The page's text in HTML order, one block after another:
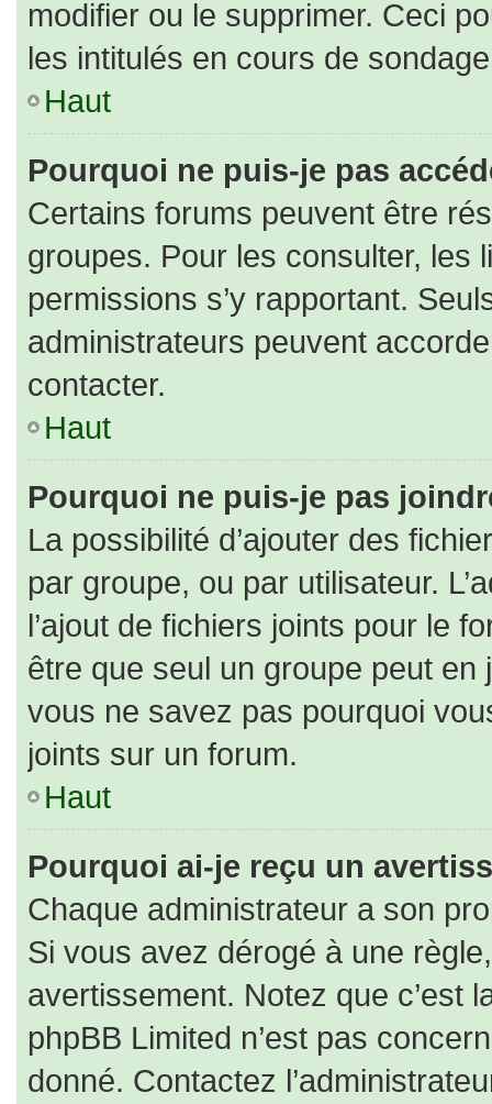
modifier ou le supprimer. Ceci
les intitulés en cours de
Haut
Pourquoi ne puis-je pas
Certains forums peuvent être
groupes. Pour les consulter, les
permissions s’y rapportant.
administrateurs peuvent
contacter.
Haut
Pourquoi ne puis-je pas
La possibilité d’ajouter des
par groupe, ou par utilisateur.
l’ajout de fichiers joints pour le
être que seul un groupe peut en
vous ne savez pas pourquoi
joints sur un forum.
Haut
Pourquoi ai-je reçu un
Chaque administrateur a son
Si vous avez dérogé à une
avertissement. Notez que c’est
phpBB Limited n’est pas
donné. Contactez